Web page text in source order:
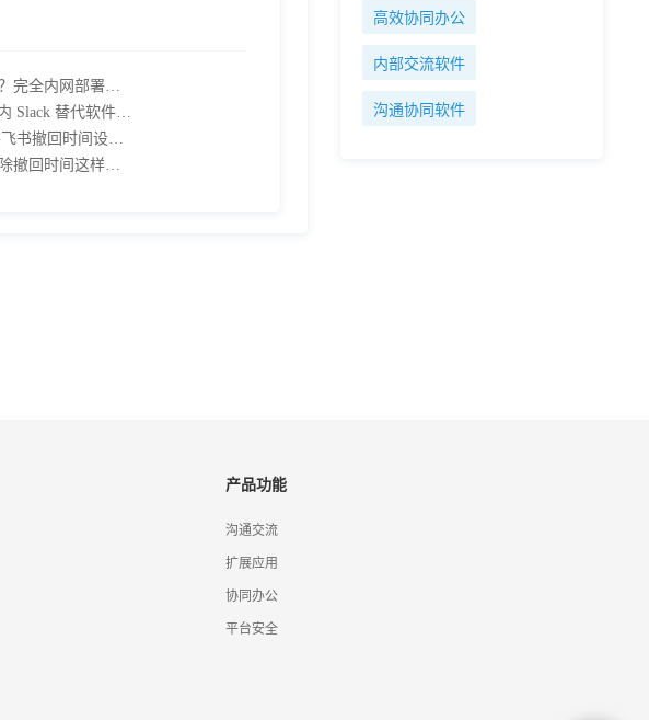
卢本陶为什么不更新飞秋了？完全内网部署的即时通讯软件推荐
Slack 国内可以直接用吗?国内 Slack 替代软件推荐
不再尴尬，IM即时通讯软件飞书撤回时间设置技巧分享
小技巧大作用，飞书消息删除撤回时间这样设置
高效协同办公
内部交流软件
沟通协同软件
产品功能
沟通交流
扩展应用
协同办公
平台安全